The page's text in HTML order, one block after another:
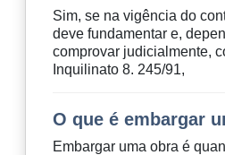
Sim, se na vigência do
deve fundamentar e,
comprovar judicialmente,
Inquilinato 8. 245/91,
O que é embargar
Embargar uma obra é